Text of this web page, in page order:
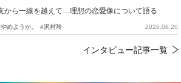
から一線を越えて…理想の恋愛像について語る
めようか。 #沢村玲 2026.06.20
インタビュー記事一覧